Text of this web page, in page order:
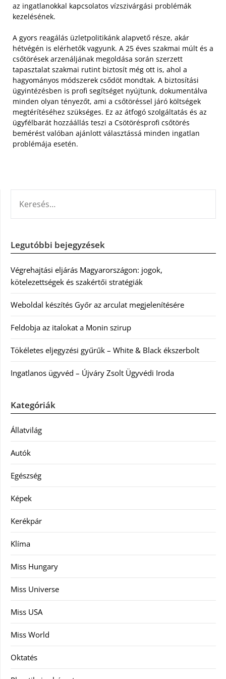
az ingatlanokkal kapcsolatos vízszivárgási problémák
kezelésének.
A gyors reagálás üzletpolitikánk alapvető része, akár
hétvégén is elérhetők vagyunk. A 25 éves szakmai múlt és a
csőtörések arzenáljának megoldása során szerzett
tapasztalat szakmai rutint biztosít még ott is, ahol a
hagyományos módszerek csődöt mondtak. A biztosítási
ügyintézésben is profi segítséget nyújtunk, dokumentálva
minden olyan tényezőt, ami a csőtöréssel járó költségek
megtérítéséhez szükséges. Ez az átfogó szolgáltatás és az
ügyfélbarát hozzáállás teszi a Csötörésprofi csőtörés
bemérést valóban ajánlott választássá minden ingatlan
problémája esetén.
Legutóbbi bejegyzések
Végrehajtási eljárás Magyarországon: jogok,
kötelezettségek és szakértői stratégiák
Weboldal készítés Győr az arculat megjelenítésére
Feldobja az italokat a Monin szirup
Tökéletes eljegyzési gyűrűk – White & Black ékszerbolt
Ingatlanos ügyvéd – Újváry Zsolt Ügyvédi Iroda
Kategóriák
Állatvilág
Autók
Egészség
Képek
Kerékpár
Klíma
Miss Hungary
Miss Universe
Miss USA
Miss World
Oktatés